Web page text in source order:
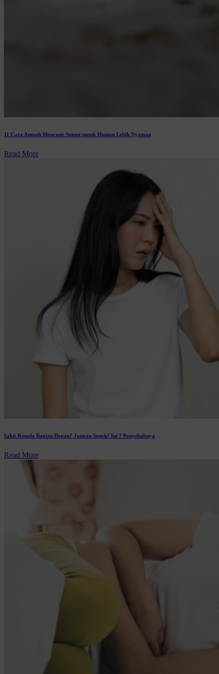
11 Cara Ampuh Mengusir Semut untuk Hunian Lebih Nyaman
Read More
Sakit Kepala Bagian Depan? Jangan Sepele! Ini 7 Penyebabnya
Read More